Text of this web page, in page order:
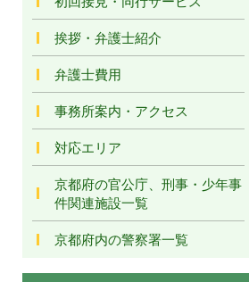
挨拶・弁護士紹介
弁護士費用
事務所案内・アクセス
対応エリア
京都府の官公庁、刑事・少年事
件関連施設一覧
京都府内の警察署一覧